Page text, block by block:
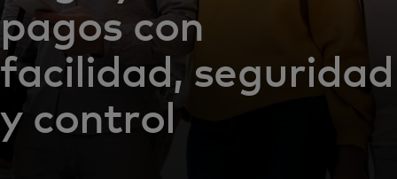
pagos con
facilidad, seguridad
y control